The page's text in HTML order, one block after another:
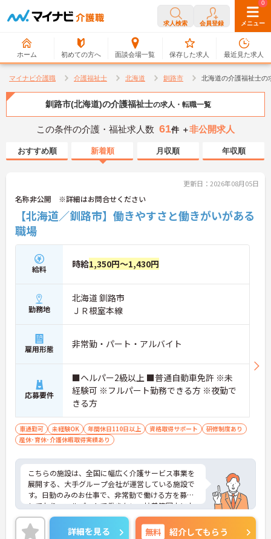
求人検索 会員登録 メニュー
ホーム 初めての方へ 面談会場一覧
0
保存した求人
0
最近見た求人
マイナビ介護職 介護福祉士 北海道 釧路市 北海道の介護福祉士の
釧路市(北海道)の介護福祉士の求人・転職一覧
この条件の介護・福祉求人数 61件 ＋非公開求人
おすすめ順 新着順 月収順 年収順
更新日：2026年08月05日
名称非公開 ※詳細はお問合せください
【北海道／釧路市】働きやすさと働きがいがある
職場
給料 時給1,350円～1,430円
勤務地
北海道 釧路市
ＪＲ根室本線
雇用形態 非常勤・パート・アルバイト
応募要件
■ヘルパー2級以上 ■普通自動車免許 ※未
経験可 ※フルパート勤務できる方 ※夜勤で
きる方
車通勤可 未経験OK 年間休日110日以上 資格取得サポート
研修制度あり
産休･育休･介護休暇取得実績あり
こちらの施設は、全国に幅広く介護サービス事業を
展開する、大手グループ会社が運営している施設で
す。日勤のみのお仕事で、非常勤で働ける方を募集
しており、フルパートで働きたい、扶養範囲内にお
さめたいなど、働き方もご相談いただけます。正職
員登用の制度もありますので、将来的にはしっかり
詳細を見る 無料 紹介してもらう